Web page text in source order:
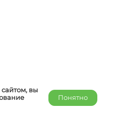
вы
Понятно